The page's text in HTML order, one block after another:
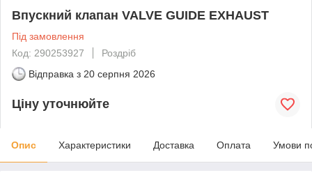
Впускний клапан VALVE GUIDE EXHAUST
Під замовлення
Код: 290253927
Роздріб
Відправка з 20 серпня 2026
Ціну уточнюйте
Опис Характеристики Доставка Оплата Умови